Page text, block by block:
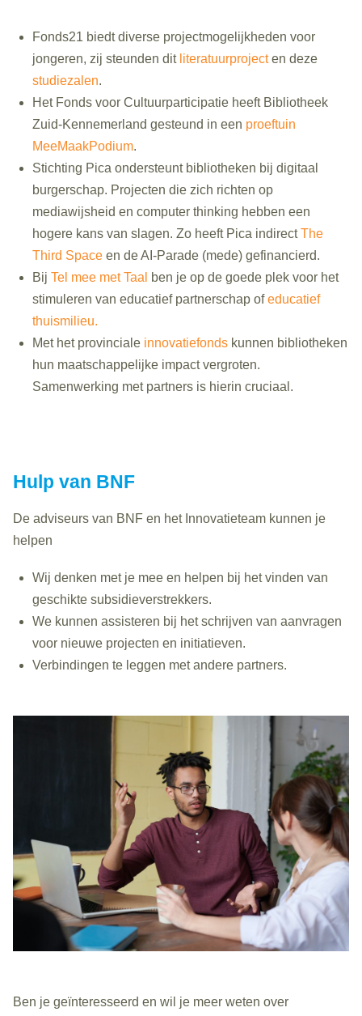
Fonds21 biedt diverse projectmogelijkheden voor
jongeren, zij steunden dit literatuurprojecten deze
studiezalen.
Het Fonds voor Cultuurparticipatie heeft Bibliotheek
Zuid-Kennemerland gesteund in een proeftuin
MeeMaakPodium.
Stichting Pica ondersteunt bibliotheken bij digitaal
burgerschap. Projecten die zich richten op
mediawijsheid en computer thinking hebben een
hogere kans van slagen. Zo heeft Pica indirectThe
Third Space en de AI-Parade (mede) gefinancierd.
Bij Tel mee met Taal
ben je op de goede plek voor het
stimuleren van educatief partnerschap ofeducatief
thuismilieu.
Met het provinciale innovatiefonds kunnen bibliotheken
hun maatschappelijke impact vergroten.
Samenwerking met partners is hierin cruciaal.
Hulp van BNF
De adviseurs van BNF en het Innovatieteam kunnen je
helpen
Wij denken met je mee en helpen bij het vinden van
geschikte subsidieverstrekkers.
We kunnen assisteren bij het schrijven van aanvragen
voor nieuwe projecten en initiatieven.
Verbindingen te leggen met andere partners.
Ben je geïnteresseerd en wil je meer weten over